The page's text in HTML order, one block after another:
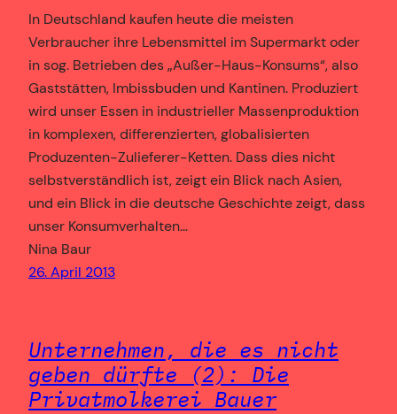
In Deutschland kaufen heute die meisten
Verbraucher ihre Lebensmittel im Supermarkt oder
in sog. Betrieben des „Außer-Haus-Konsums“, also
Gaststätten, Imbissbuden und Kantinen. Produziert
wird unser Essen in industrieller Massenproduktion
in komplexen, differenzierten, globalisierten
Produzenten-Zulieferer-Ketten. Dass dies nicht
selbstverständlich ist, zeigt ein Blick nach Asien,
und ein Blick in die deutsche Geschichte zeigt, dass
unser Konsumverhalten…
Nina Baur
26. April 2013
Unternehmen, die es nicht
geben dürfte (2): Die
Privatmolkerei Bauer